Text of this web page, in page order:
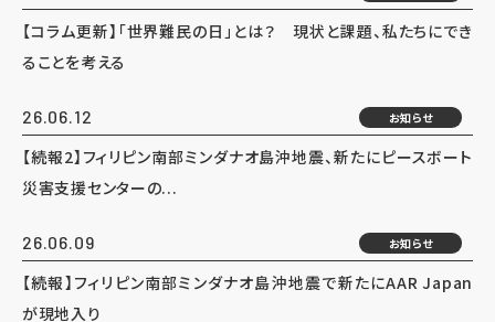
【コラム更新】「世界難民の日」とは？ 現状と課題、私たちにでき
ることを考える
26.06.12 お知らせ
【続報2】フィリピン南部ミンダナオ島沖地震、新たにピースボート
災害支援センターの...
26.06.09 お知らせ
【続報】フィリピン南部ミンダナオ島沖地震で新たにAAR Japan
が現地入り